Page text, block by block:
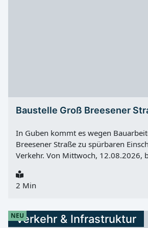
Baustelle Groß Breesener
In Guben kommt es wegen
Breesener Straße zu spürbaren
Verkehr. Von Mittwoch, 12.08.2026,
Entwässerungsbecken neben der
vor dem Bahnübergang saniert.
nur in Richtung Stadtzentrum Guben
Stadt in Richtung Eisenhüttenstadt
2 Min
Verkehr & Infrastruktur
NEU